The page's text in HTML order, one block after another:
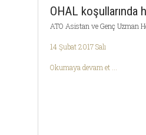
OHAL koşullarında
ATO Asistan ve Genç Uzman
14 Şubat 2017 Salı
Okumaya devam et ...